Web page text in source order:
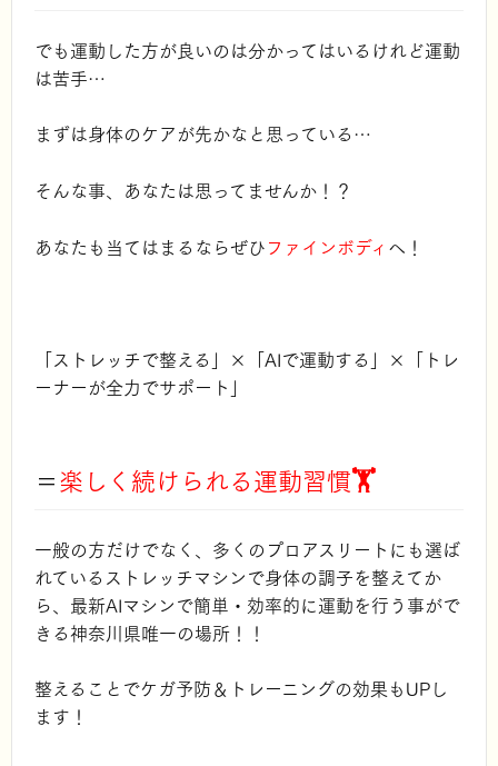
でも運動した方が良いのは分かってはいるけれど運動
は苦手…
まずは身体のケアが先かなと思っている…
そんな事、あなたは思ってませんか！？
あなたも当てはまるならぜひファインボディ へ！
「ストレッチで整える」×「AIで運動する」×「トレ
ーナーが全力でサポート」
＝楽しく続けられる運動習慣🏋️
一般の方だけでなく、多くのプロアスリートにも選ば
れている ストレッチマシンで身体の調子を整えてか
ら、 最新AIマシンで簡単・効率的に運動を行う事がで
きる神奈川県唯一の場所！！
整えることでケガ予防＆トレーニングの効果もUPし
ます！